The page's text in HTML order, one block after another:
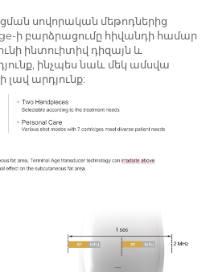
սովորական մեթոդներից
ի բարձրացումը հիվանդի համար
ինտուիտիվ դիզայն և
ինչպես նաև մեկ ամսվա
լավ արդյունք: